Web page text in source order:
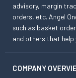
advisory, margin
orders, etc. Angel
such as basket
and others that
COMPANY